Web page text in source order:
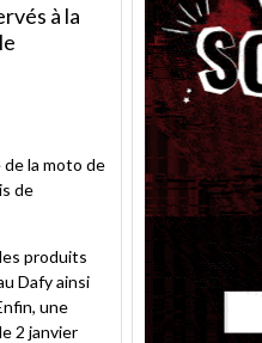
à la
la moto de
de
produits
Dafy ainsi
une
2 janvier